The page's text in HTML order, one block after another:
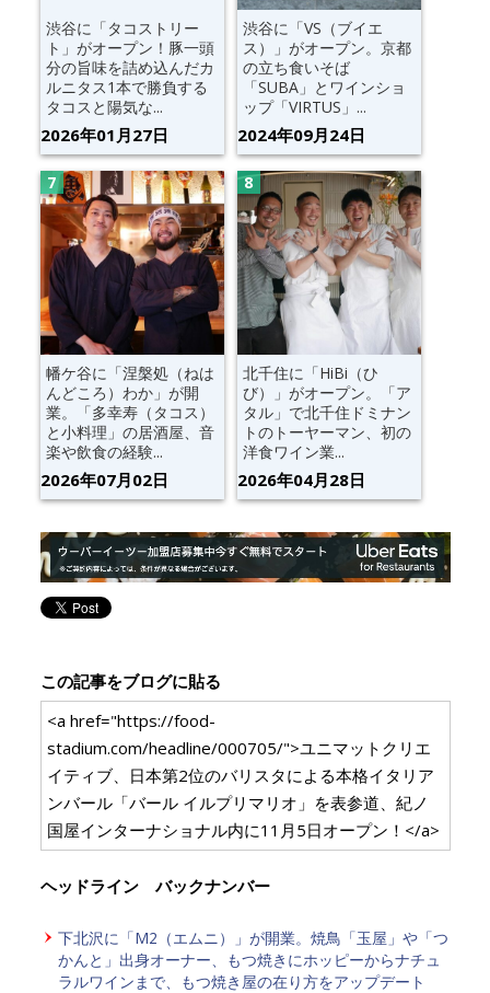
渋谷に「タコストリー
ト」がオープン！豚一頭
分の旨味を詰め込んだカ
ルニタス1本で勝負する
タコスと陽気な...
2026年01月27日
渋谷に「VS（ブイエ
ス）」がオープン。京都
の立ち食いそば
「SUBA」とワインショ
ップ「VIRTUS」...
2024年09月24日
幡ケ谷に「涅槃処（ねは
んどころ）わか」が開
業。「多幸寿（タコス）
と小料理」の居酒屋、音
楽や飲食の経験...
2026年07月02日
北千住に「HiBi（ひ
び）」がオープン。「ア
タル」で北千住ドミナン
トのトーヤーマン、初の
洋食ワイン業...
2026年04月28日
この記事をブログに貼る
<a href="https://food-
stadium.com/headline/000705/">ユニマットクリエ
イティブ、日本第2位のバリスタによる本格イタリア
ンバール「バール イルプリマリオ」を表参道、紀ノ
国屋インターナショナル内に11月5日オープン！</a>
ヘッドライン バックナンバー
下北沢に「M2（エムニ）」が開業。焼鳥「玉屋」や「つ
かんと」出身オーナー、もつ焼きにホッピーからナチュ
ラルワインまで、もつ焼き屋の在り方をアップデート